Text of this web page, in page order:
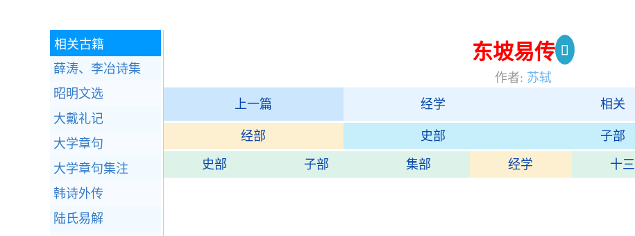
东坡易传
作者: 苏轼
上一篇
经学 相关
经部 史部 子部
史部 子部 集部 经学 十三
相关古籍
薛涛、李冶诗集
昭明文选
大戴礼记
大学章句
大学章句集注
韩诗外传
陆氏易解